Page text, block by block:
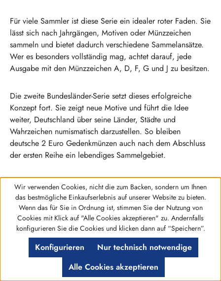
Für viele Sammler ist diese Serie ein idealer roter Faden. Sie
lässt sich nach Jahrgängen, Motiven oder Münzzeichen
sammeln und bietet dadurch verschiedene Sammelansätze.
Wer es besonders vollständig mag, achtet darauf, jede
Ausgabe mit den Münzzeichen A, D, F, G und J zu besitzen.
Die zweite Bundesländer-Serie setzt dieses erfolgreiche
Konzept fort. Sie zeigt neue Motive und führt die Idee
weiter, Deutschland über seine Länder, Städte und
Wahrzeichen numismatisch darzustellen. So bleiben
deutsche 2 Euro Gedenkmünzen auch nach dem Abschluss
der ersten Reihe ein lebendiges Sammelgebiet.
Gemeinschaftsausgaben und nationale
Anlässe
Neben den Bundesländer-Motiven gibt es deutsche 2 Euro
Münzen zu nationalen und europäischen Jubiläen. Dazu
zählen Ausgaben, die an gemeinsame europäische Themen
erinnern, etwa wichtige Jahrestage der europäischen
Integration oder des Euro-Bargelds. Solche Münzen sind für
Werkzeugleiste anzeigen
Wir verwenden Cookies, nicht die zum Backen, sondern um Ihnen
das bestmögliche Einkaufserlebnis auf unserer Website zu bieten.
Wenn das für Sie in Ordnung ist, stimmen Sie der Nutzung von
Cookies mit Klick auf "Alle Cookies akzeptieren" zu. Andernfalls
konfigurieren Sie die Cookies und klicken dann auf “Speichern”.
Nur technisch notwendige
Konfigurieren
Alle Cookies akzeptieren